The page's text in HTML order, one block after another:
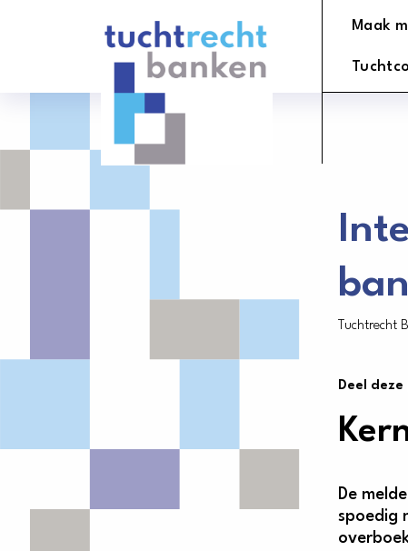
logo
Maak
Tuchtrecht
Deel
De
spoedig